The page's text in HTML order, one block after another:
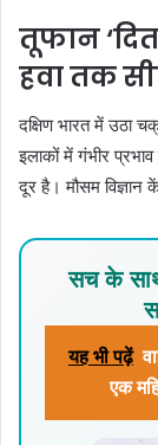
तूफान
हवा तक
दक्षिण भारत में उठा
इलाकों में गंभीर
दूर है। मौसम विज्ञान
सच के
यह भी पढ़ें
एक